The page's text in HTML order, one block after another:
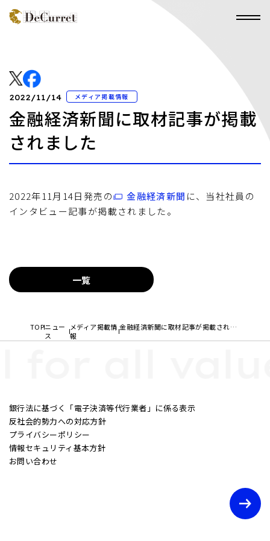
2022/11/14 メディア掲載情報
金融経済新聞に取材記事が掲載
されました
2022年11月14日発売の 金融経済新聞 に、当社社員の
インタビュー記事が掲載されました。
一覧
TOPニュー
ス
メディア掲載情
報
金融経済新聞に取材記事が掲載されました
銀行法に基づく「電子決済等代行業者」に係る表示
反社会的勢力への対応方針
プライバシーポリシー
情報セキュリティ基本方針
お問い合わせ